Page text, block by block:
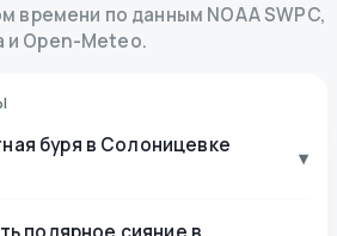
времени по данным NOAA SWPC,
и Open-Meteo.
буря в Солоницевке
▾